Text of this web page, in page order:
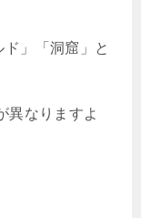
」「洞窟」と
異なりますよ